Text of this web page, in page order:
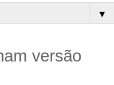
▼
versão